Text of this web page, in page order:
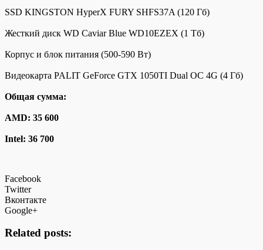
SSD KINGSTON HyperX FURY SHFS37A (120 Гб)
Жесткий диск WD Caviar Blue WD10EZEX (1 Тб)
Корпус и блок питания (500-590 Вт)
Видеокарта PALIT GeForce GTX 1050TI Dual OC 4G (4 Гб)
Общая сумма:
AMD: 35 600
Intel: 36 700
Facebook
Twitter
Вконтакте
Google+
Related posts: